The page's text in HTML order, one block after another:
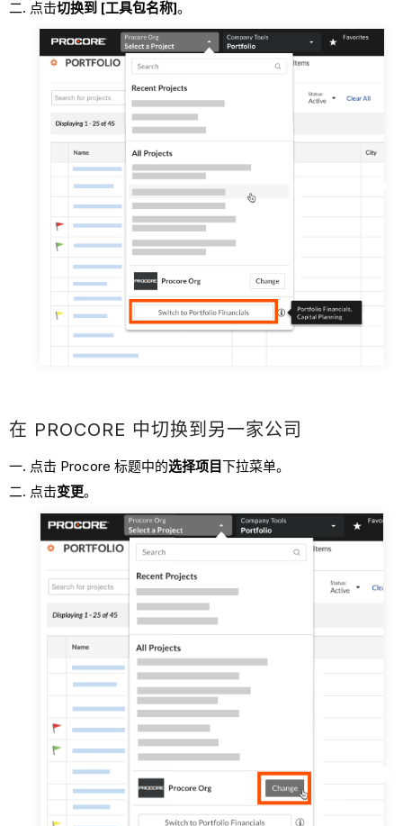
点击切换到 [工具包名称]。
在 PROCORE 中切换到另一家公司
点击 Procore 标题中的选择项目下拉菜单。
点击变更。